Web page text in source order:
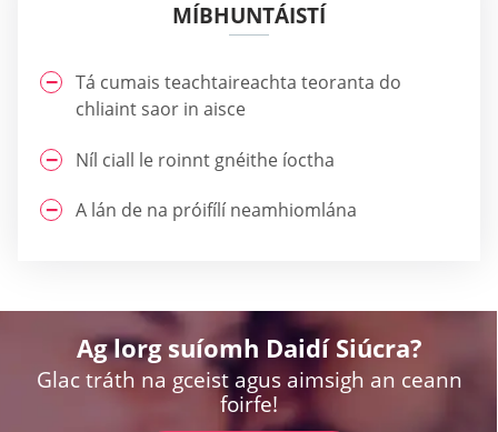
MÍBHUNTÁISTÍ
Tá cumais teachtaireachta teoranta do
chliaint saor in aisce
Níl ciall le roinnt gnéithe íoctha
A lán de na próifílí neamhiomlána
Ag lorg suíomh Daidí Siúcra?
Glac tráth na gceist agus aimsigh an ceann
foirfe!